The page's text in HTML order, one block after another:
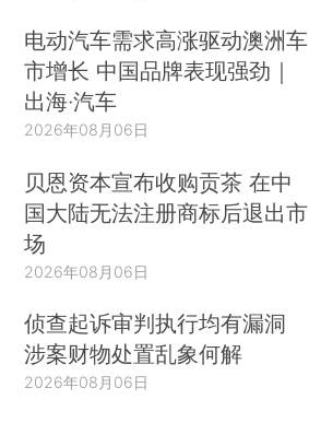
电动汽车需求高涨驱动澳洲车
市增长 中国品牌表现强劲｜
出海·汽车
2026年08月06日
贝恩资本宣布收购贡茶 在中
国大陆无法注册商标后退出市
场
2026年08月06日
侦查起诉审判执行均有漏洞
涉案财物处置乱象何解
2026年08月06日